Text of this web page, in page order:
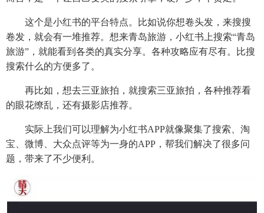
这个是小红书的平台特点。比如说你想卷头发，来搜搜
卷发，就会有一堆推荐。想来青岛旅游，小红书上搜索“青岛
旅游”，就能看到各类的真实分享。各种攻略应有尽有。比搜
搜索什么的方便多了。
再比如，想去三亚旅拍，就搜索三亚旅拍，各种推荐看
的眼花缭乱，还有摄影店推荐。
实际上我们可以理解为小红书APP就像聚集了搜索、淘
宝、微博、大众点评等为一身的APP，帮我们解决了很多问
题，带来了不少便利。